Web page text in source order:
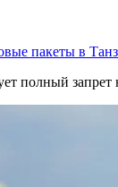
пакеты в
полный запрет